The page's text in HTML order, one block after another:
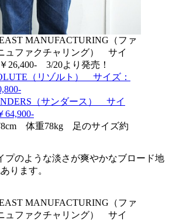
MANUFACTURING（ファ
ュファクチャリング） サイ
26,400- 3/20より発売！
（リゾルト） サイズ：
（サンダース） サイ
体重78kg 足のサイズ約
プのような淡さが爽やかなブロード地
ります。
MANUFACTURING（ファ
ュファクチャリング） サイ